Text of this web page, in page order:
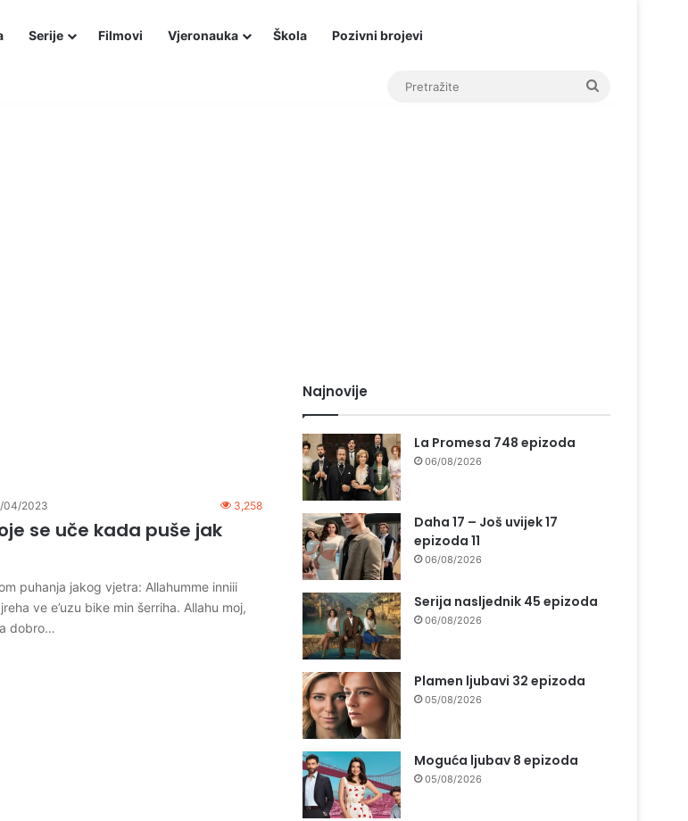
Serije Filmovi Vjeronauka Škola Pozivni brojevi
04/2023 3,258
se uče kada puše jak
puhanja jakog vjetra: Allahumme inniii
ve e’uzu bike min šerriha. Allahu moj,
dobro…
Najnovije
La Promesa 748 epizoda
06/08/2026
Daha 17 – Još uvijek 17
epizoda 11
06/08/2026
Serija nasljednik 45 epizoda
06/08/2026
Plamen ljubavi 32 epizoda
05/08/2026
Moguća ljubav 8 epizoda
05/08/2026